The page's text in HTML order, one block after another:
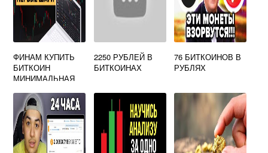
ФИНАМ КУПИТЬ
БИТКОИН
МИНИМАЛЬНАЯ
2250 РУБЛЕЙ В
БИТКОИНАХ
76 БИТКОИНОВ В
РУБЛЯХ